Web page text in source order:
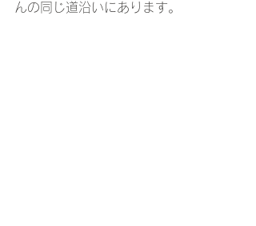
んの同じ道沿いにあります。